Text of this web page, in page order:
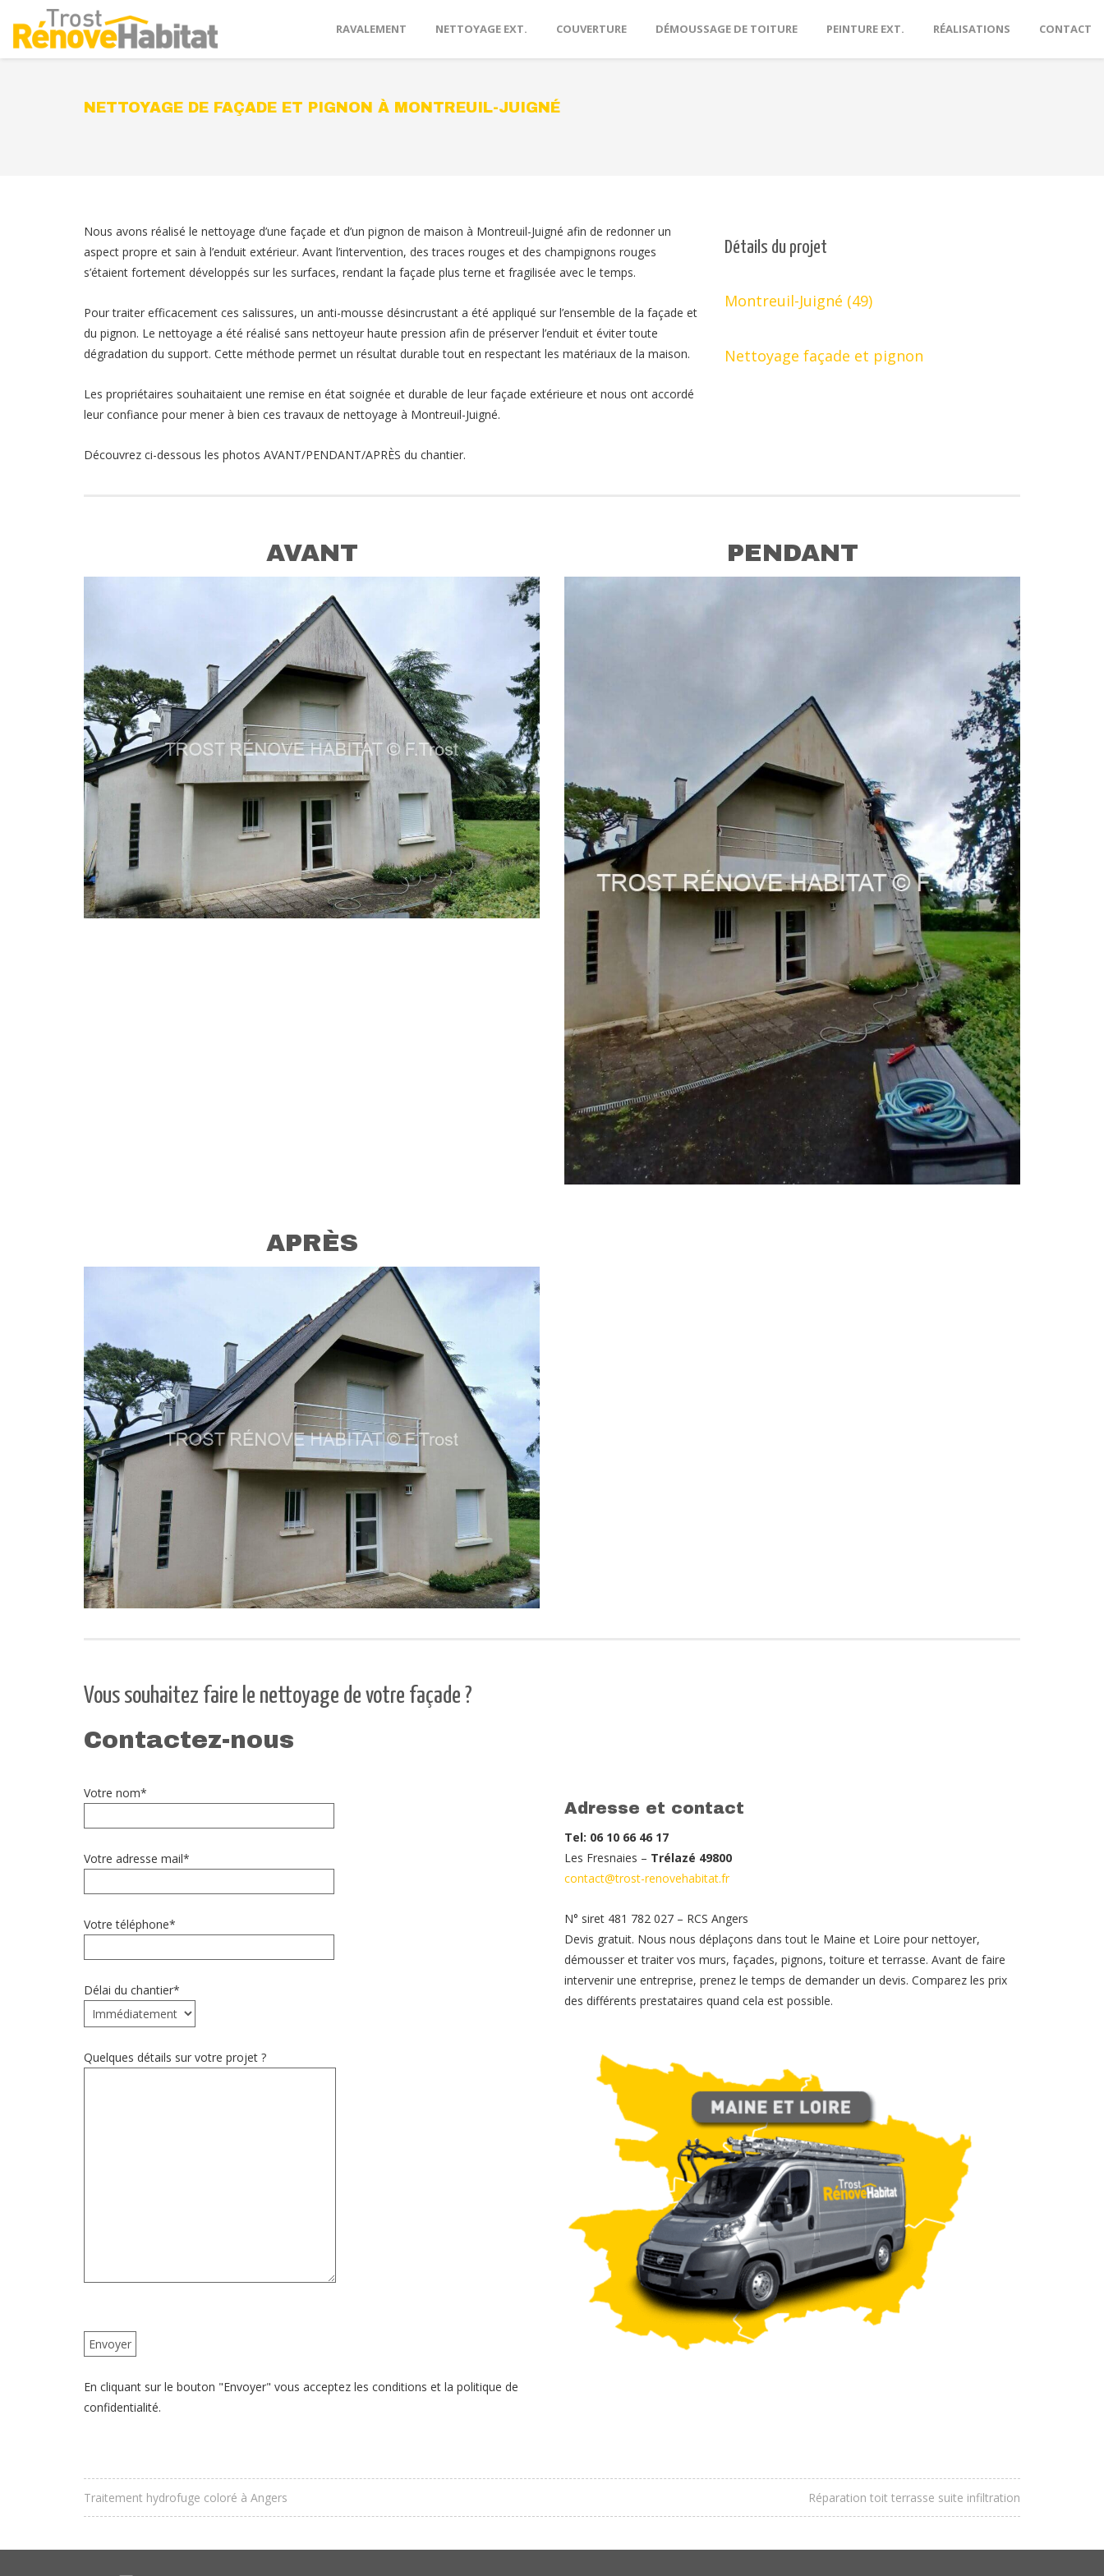
RAVALEMENT NETTOYAGE EXT. COUVERTURE DÉMOUSSAGE DE TOITURE PEINTURE EXT. RÉALISATIONS CONTACT
NETTOYAGE DE FAÇADE ET PIGNON À MONTREUIL-JUIGNÉ
Nous avons réalisé le nettoyage d’une façade et d’un pignon de maison à Montreuil-Juigné afin de redonner un
aspect propre et sain à l’enduit extérieur. Avant l’intervention, des traces rouges et des champignons rouges
s’étaient fortement développés sur les surfaces, rendant la façade plus terne et fragilisée avec le temps.
Pour traiter efficacement ces salissures, un anti-mousse désincrustant a été appliqué sur l’ensemble de la façade et
du pignon. Le nettoyage a été réalisé sans nettoyeur haute pression afin de préserver l’enduit et éviter toute
dégradation du support. Cette méthode permet un résultat durable tout en respectant les matériaux de la maison.
Les propriétaires souhaitaient une remise en état soignée et durable de leur façade extérieure et nous ont accordé
leur confiance pour mener à bien ces travaux de nettoyage à Montreuil-Juigné.
Découvrez ci-dessous les photos AVANT/PENDANT/APRÈS du chantier.
Détails du projet
Montreuil-Juigné (49)
Nettoyage façade et pignon
AVANT PENDANT
APRÈS
Vous souhaitez faire le nettoyage de votre façade ?
Contactez-nous
Votre nom*
Votre adresse mail*
Votre téléphone*
Délai du chantier*
Quelques détails sur votre projet ?
En cliquant sur le bouton "Envoyer" vous acceptez les conditions et la politique de
confidentialité.
Adresse et contact
Tel: 06 10 66 46 17
Les Fresnaies – Trélazé 49800
contact@trost-renovehabitat.fr
N° siret 481 782 027 – RCS Angers
Devis gratuit. Nous nous déplaçons dans tout le Maine et Loire pour nettoyer,
démousser et traiter vos murs, façades, pignons, toiture et terrasse. Avant de faire
intervenir une entreprise, prenez le temps de demander un devis. Comparez les prix
des différents prestataires quand cela est possible.
Traitement hydrofuge coloré à Angers Réparation toit terrasse suite infiltration